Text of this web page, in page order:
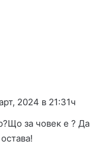
2024 в 21:31ч
за човек е ? Да